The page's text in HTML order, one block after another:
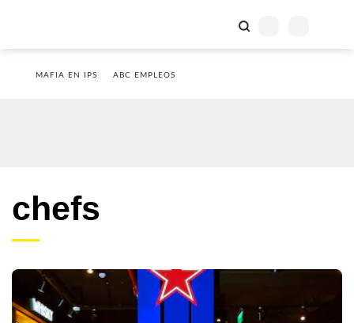
MAFIA EN IPS ABC EMPLEOS
chefs